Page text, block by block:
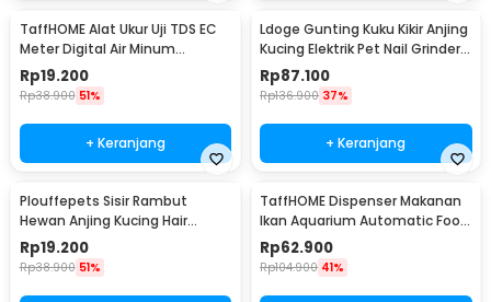
TaffHOME Alat Ukur Uji TDS EC
Meter Digital Air Minum
Akuarium - E-1
Rp19.200
Rp38.900 51%
+ Keranjang
Ldoge Gunting Kuku Kikir Anjing
Kucing Elektrik Pet Nail Grinder -
LX01
Rp87.100
Rp136.900 37%
+ Keranjang
Plouffepets Sisir Rambut
Hewan Anjing Kucing Hair
Removal Comb - AES0124
Rp19.200
Rp38.900 51%
TaffHOME Dispenser Makanan
Ikan Aquarium Automatic Food
Timer - GA-300D
Rp62.900
Rp104.900 41%